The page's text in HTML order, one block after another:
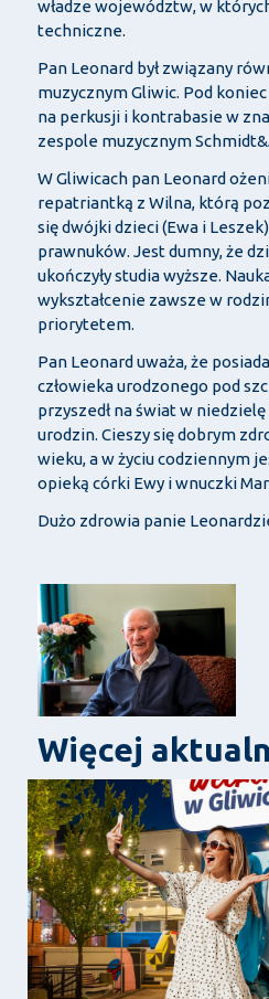
władze województw, w
techniczne.
Pan Leonard był związany
muzycznym Gliwic. Pod
na perkusji i kontrabasie w
zespole muzycznym
W Gliwicach pan Leonard
repatriantką z Wilna, którą
się dwójki dzieci (Ewa i
prawnuków. Jest dumny, że
ukończyły studia wyższe.
wykształcenie zawsze w
priorytetem.
Pan Leonard uważa, że
człowieka urodzonego pod
przyszedł na świat w
urodzin. Cieszy się dobrym
wieku, a w życiu codziennym
opieką córki Ewy i wnuczki
Dużo zdrowia panie
Więcej